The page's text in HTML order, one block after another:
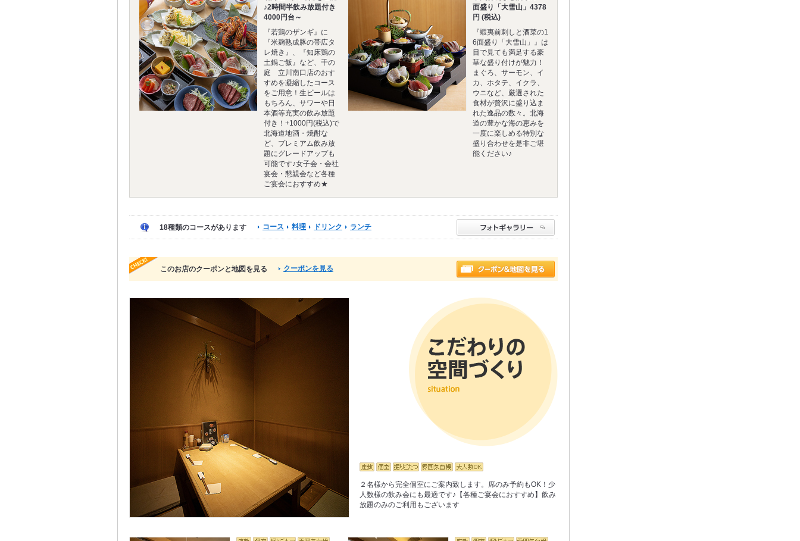
♪2時間半飲み放題付き
4000円台～
『若鶏のザンギ』に
『米麹熟成豚の帯広タ
レ焼き』、『知床鶏の
土鍋ご飯』など、千の
庭 立川南口店のおす
すめを凝縮したコース
をご用意！生ビールは
もちろん、サワーや日
本酒等充実の飲み放題
付き！+1000円(税込)で
北海道地酒・焼酎な
ど、プレミアム飲み放
題にグレードアップも
可能です♪女子会・会社
宴会・懇親会など各種
ご宴会におすすめ★
面盛り「大雪山」4378
円 (税込)
『蝦夷前刺しと酒菜の1
6面盛り「大雪山」』は
目で見ても満足する豪
華な盛り付けが魅力！
まぐろ、サーモン、イ
カ、ホタテ、イクラ、
ウニなど、厳選された
食材が贅沢に盛り込ま
れた逸品の数々。北海
道の豊かな海の恵みを
一度に楽しめる特別な
盛り合わせを是非ご堪
能ください♪
18種類のコースがあります コース 料理 ドリンク ランチ
このお店のクーポンと地図を見る クーポンを見る
２名様から完全個室にご案内致します。席のみ予約もOK！少
人数様の飲み会にも最適です♪【各種ご宴会におすすめ】飲み
放題のみのご利用もございます